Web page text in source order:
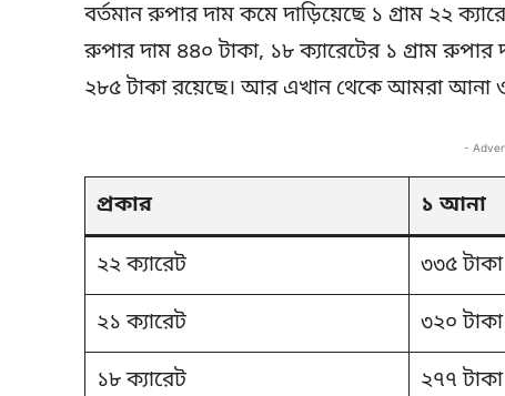
বর্তমান রুপার দাম কমে দাড়িয়েছে ১ গ্রাম ২২
রুপার দাম ৪৪০ টাকা, ১৮ ক্যারেটের ১ গ্রাম
২৮৫ টাকা রয়েছে। আর এখান থেকে আমরা আনা ও
-
প্রকার ১ আনা
২২ ক্যারেট ৩৩৫ টাকা
২১ ক্যারেট ৩২০ টাকা
১৮ ক্যারেট ২৭৭ টাকা